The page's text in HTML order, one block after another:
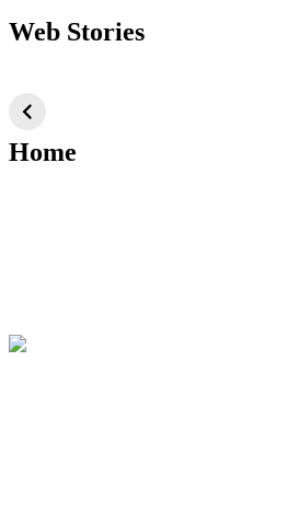
Web Stories
तकनीक जो आपको
2024 के लिए सीखनी
चाहिए
Home